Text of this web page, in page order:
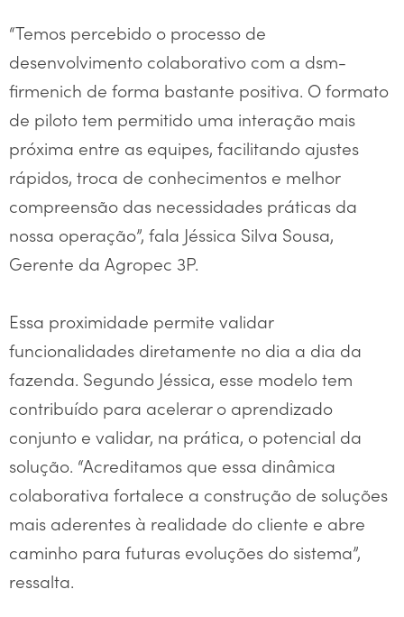
“Temos percebido o processo de
desenvolvimento colaborativo com a dsm-
firmenich de forma bastante positiva. O formato
de piloto tem permitido uma interação mais
próxima entre as equipes, facilitando ajustes
rápidos, troca de conhecimentos e melhor
compreensão das necessidades práticas da
nossa operação”, fala Jéssica Silva Sousa,
Gerente da Agropec 3P.
Essa proximidade permite validar
funcionalidades diretamente no dia a dia da
fazenda. Segundo Jéssica, esse modelo tem
contribuído para acelerar o aprendizado
conjunto e validar, na prática, o potencial da
solução. “Acreditamos que essa dinâmica
colaborativa fortalece a construção de soluções
mais aderentes à realidade do cliente e abre
caminho para futuras evoluções do sistema”,
ressalta.